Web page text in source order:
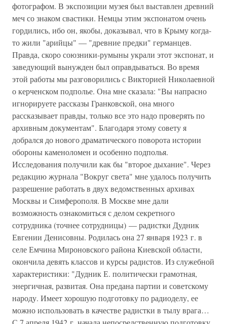
фотографом. В экспозиции музея был выставлен древний
меч со знаком свастики. Немцы этим экспонатом очень
гордились, ибо он, якобы, доказывал, что в Крыму когда-
то жили "арийцы" — "древние предки" германцев.
Правда, скоро союзники-румыны украли этот экспонат, и
заведующий вынужден был оправдываться. Во время
этой работы мы разговорились с Викторией Николаевной
о керченском подполье. Она мне сказала: "Вы напрасно
игнорируете рассказы Гранковской, она много
рассказывает правды, только все это надо проверять по
архивным документам". Благодаря этому совету я
добрался до нового драматического поворота истории
обороны каменоломен и особенно подполья.
Исследования получили как бы "второе дыхание". Через
редакцию журнала "Вокруг света" мне удалось получить
разрешение работать в двух ведомственных архивах
Москвы и Симферополя. В Москве мне дали
возможность ознакомиться с делом секретного
сотрудника (точнее сотрудницы) — радистки Дудник
Евгении Денисовны. Родилась она 27 января 1923 г. в
селе Емчина Мироновского района Киевской области,
окончила девять классов и курсы радистов. Из служебной
характеристики: "Дудник Е. политически грамотная,
энергичная, развитая. Она предана партии и советскому
народу. Имеет хорошую подготовку по радиоделу, ее
можно использовать в качестве радистки в тылу врага…